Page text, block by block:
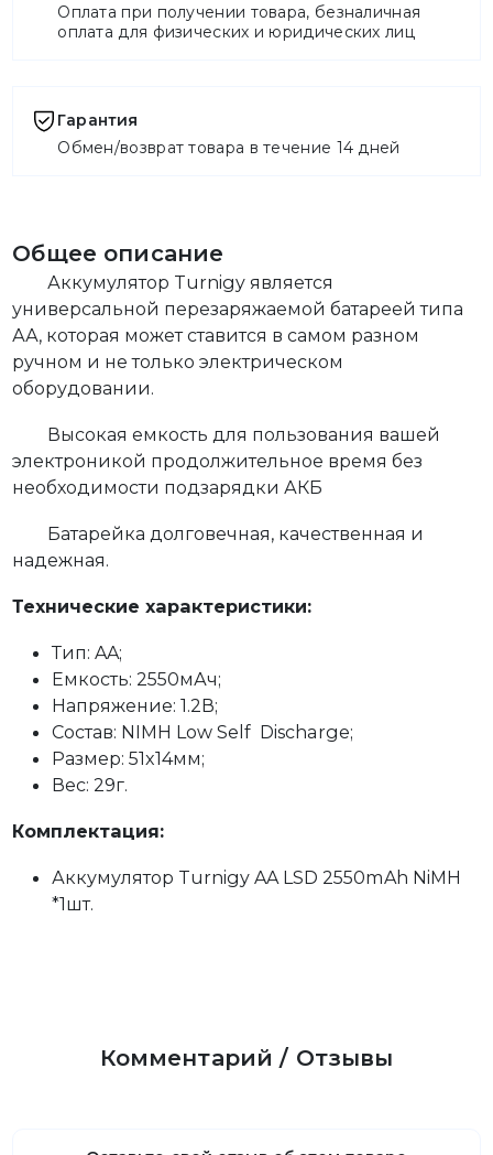
Оплата при получении товара, безналичная
оплата для физических и юридических лиц
Гарантия
Обмен/возврат товара в течение 14 дней
Общее описание
Аккумулятор Turnigy является
универсальной перезаряжаемой батареей типа
АА, которая может ставится в самом разном
ручном и не только электрическом
оборудовании.
Высокая емкость для пользования вашей
электроникой продолжительное время без
необходимости подзарядки АКБ
Батарейка долговечная, качественная и
надежная.
Технические характеристики:
Тип: AA;
Емкость: 2550мАч;
Напряжение: 1.2В;
Состав: NIMH Low Self Discharge;
Размер: 51x14мм;
Вес: 29г.
Комплектация:
Аккумулятор Turnigy AA LSD 2550mAh NiMH
*1шт.
Комментарий / Отзывы